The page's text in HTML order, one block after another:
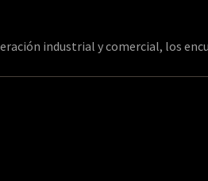
industrial y comercial, los